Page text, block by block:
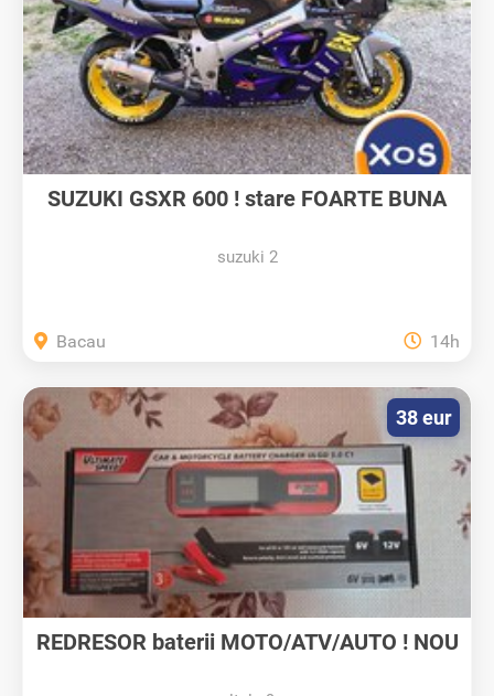
SUZUKI GSXR 600 ! stare FOARTE BUNA
suzuki 2
Bacau 14h
REDRESOR baterii MOTO/ATV/AUTO ! NOU
38 eur